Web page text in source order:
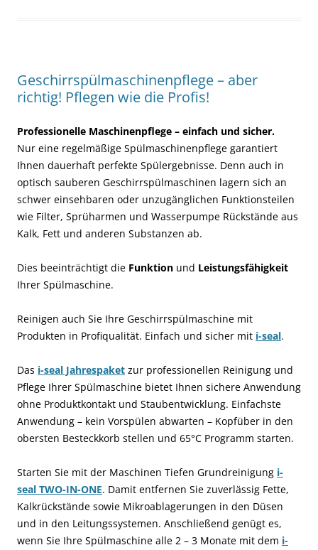
Geschirrspülmaschinenpflege – aber
richtig! Pflegen wie die Profis!
Professionelle Maschinenpflege – einfach und sicher.
Nur eine regelmäßige Spülmaschinenpflege garantiert
Ihnen dauerhaft perfekte Spülergebnisse. Denn auch in
optisch sauberen Geschirrspülmaschinen lagern sich an
schwer einsehbaren oder unzugänglichen Funktionsteilen
wie Filter, Sprüharmen und Wasserpumpe Rückstände aus
Kalk, Fett und anderen Substanzen ab.
Dies beeinträchtigt die Funktion und Leistungsfähigkeit
Ihrer Spülmaschine.
Reinigen auch Sie Ihre Geschirrspülmaschine mit
Produkten in Profiqualität. Einfach und sicher mit i-seal.
Das i-seal Jahrespaket zur professionellen Reinigung und
Pflege Ihrer Spülmaschine bietet Ihnen sichere Anwendung
ohne Produktkontakt und Staubentwicklung. Einfachste
Anwendung – kein Vorspülen abwarten – Kopfüber in den
obersten Besteckkorb stellen und 65°C Programm starten.
Starten Sie mit der Maschinen Tiefen Grundreinigung i-
seal TWO-IN-ONE. Damit entfernen Sie zuverlässig Fette,
Kalkrückstände sowie Mikroablagerungen in den Düsen
und in den Leitungssystemen. Anschließend genügt es,
wenn Sie Ihre Spülmaschine alle 2 – 3 Monate mit dem i-